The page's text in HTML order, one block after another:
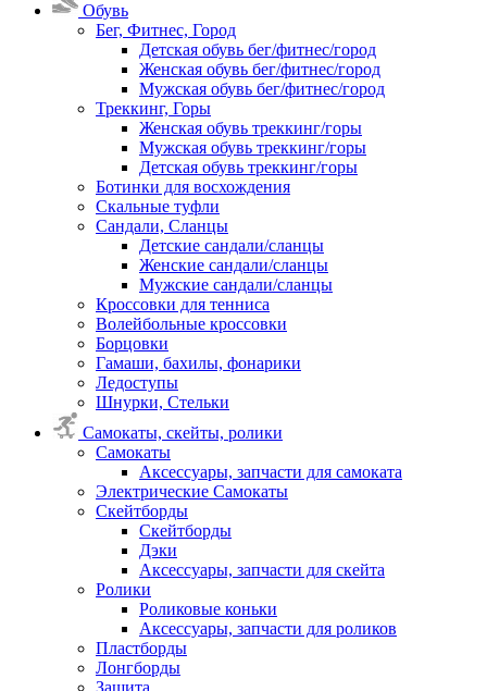
Обувь
Бег, Фитнес, Город
Детская обувь бег/фитнес/город
Женская обувь бег/фитнес/город
Мужская обувь бег/фитнес/город
Треккинг, Горы
Женская обувь треккинг/горы
Мужская обувь треккинг/горы
Детская обувь треккинг/горы
Ботинки для восхождения
Скальные туфли
Сандали, Сланцы
Детские сандали/сланцы
Женские сандали/сланцы
Мужские сандали/сланцы
Кроссовки для тенниса
Волейбольные кроссовки
Борцовки
Гамаши, бахилы, фонарики
Ледоступы
Шнурки, Стельки
Самокаты, скейты, ролики
Самокаты
Аксессуары, запчасти для самоката
Электрические Самокаты
Скейтборды
Скейтборды
Дэки
Аксессуары, запчасти для скейта
Ролики
Роликовые коньки
Аксессуары, запчасти для роликов
Пластборды
Лонгборды